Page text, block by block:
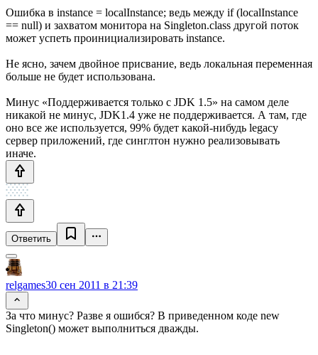
Ошибка в instance = localInstance; ведь между if (localInstance
== null) и захватом монитора на Singleton.class другой поток
может успеть проинициализировать instance.
Не ясно, зачем двойное присвание, ведь локальная переменная
больше не будет использована.
Минус «Поддерживается только с JDK 1.5» на самом деле
никакой не минус, JDK1.4 уже не поддерживается. А там, где
оно все же используется, 99% будет какой-нибудь legacy
сервер приложений, где синглтон нужно реализовывать
иначе.
Ответить
relgames30 сен 2011 в 21:39
За что минус? Разве я ошибся? В приведенном коде new
Singleton() может выполниться дважды.